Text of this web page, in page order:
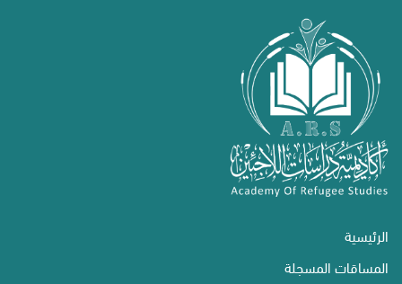
الرئيسية
المساقات المسجلة